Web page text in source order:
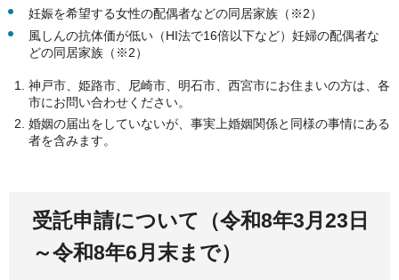
妊娠を希望する女性の配偶者などの同居家族（※2）
風しんの抗体価が低い（HI法で16倍以下など）妊婦の配偶者な
どの同居家族（※2）
神戸市、姫路市、尼崎市、明石市、西宮市にお住まいの方は、各
市にお問い合わせください。
婚姻の届出をしていないが、事実上婚姻関係と同様の事情にある
者を含みます。
受託申請について（令和8年3月23日
～令和8年6月末まで）